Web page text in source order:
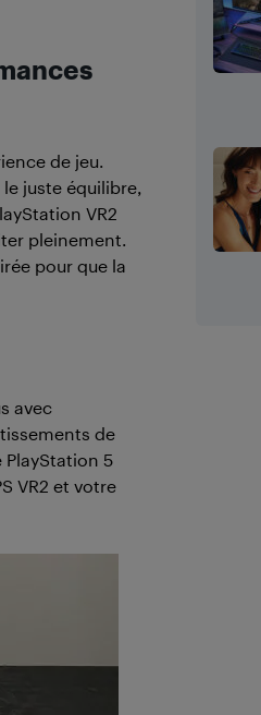
de jeu.
juste équilibre,
VR2
pleinement.
pour que la
avec
de
PlayStation 5
VR2 et votre